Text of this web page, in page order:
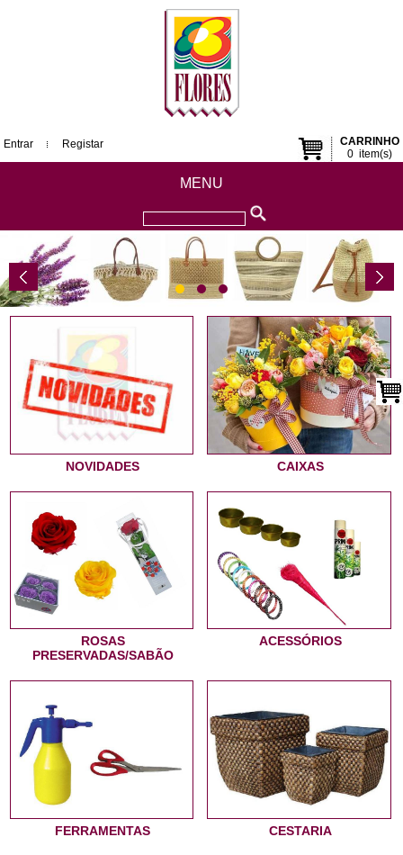
CARRINHO
0item(s)
Entrar Registar
MENU
NOVIDADES CAIXAS
ROSAS
PRESERVADAS/SABÃO
ACESSÓRIOS
FERRAMENTAS CESTARIA